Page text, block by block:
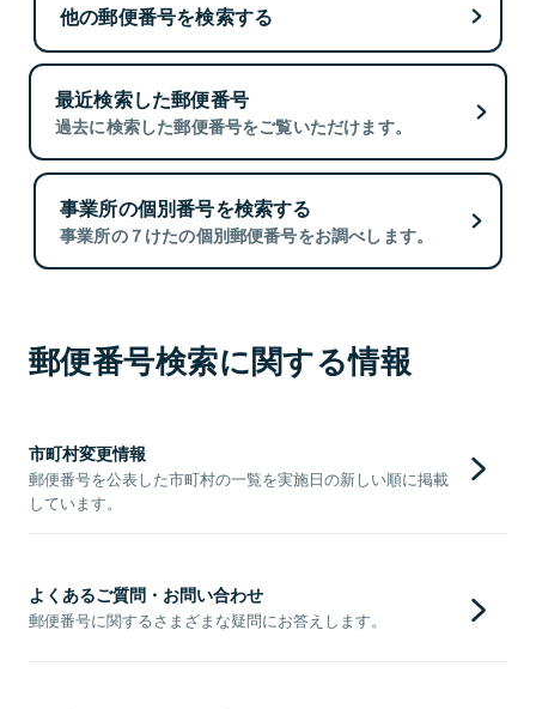
他の郵便番号を検索する
最近検索した郵便番号
過去に検索した郵便番号をご覧いただけます。
事業所の個別番号を検索する
事業所の７けたの個別郵便番号をお調べします。
郵便番号検索に関する情報
市町村変更情報
郵便番号を公表した市町村の一覧を実施日の新しい順に掲載
しています。
よくあるご質問・お問い合わせ
郵便番号に関するさまざまな疑問にお答えします。